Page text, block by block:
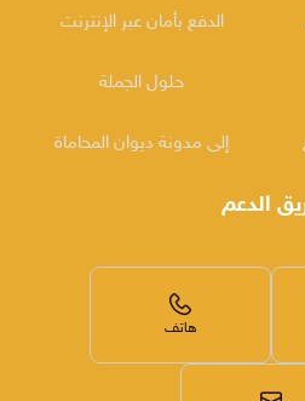
الدفع بأمان عبر الإنترنت
حلول الجملة
إلى مدونة ديوان المحاماة
الدعم
هاتف